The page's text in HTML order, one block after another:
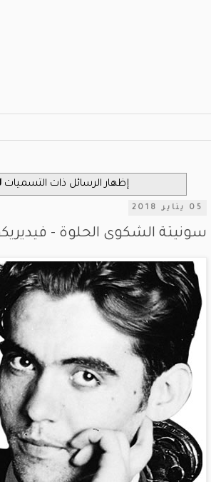
‏إظهار الرسائل ذات التسميات
05 يناير 2018
سونيتة الشكوى الحلوة -